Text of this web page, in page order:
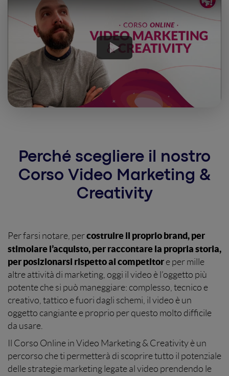
Perché scegliere il nostro
Corso Video Marketing &
Creativity
Per farsi notare, percostruire il proprio brand, per
stimolare l’acquisto, per raccontare la propria storia,
per posizionarsi rispetto ai competitor e per mille
altre attività di marketing, oggi il video è l’oggetto più
potente che si può maneggiare: complesso, tecnico e
creativo, tattico e fuori dagli schemi, il video è un
oggetto cangiante e proprio per questo molto difficile
da usare.
Il Corso Online in Video Marketing & Creativity è un
percorso che ti permetterà di scoprire tutto il potenziale
delle strategie marketing legate al video prendendo le